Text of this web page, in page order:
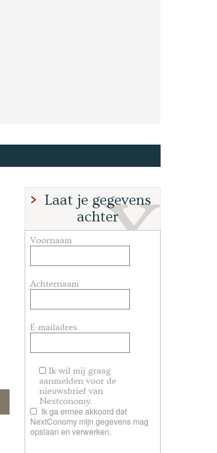
Laat je gegevens
achter
Voornaam
Achternaam
E-mailadres
Ik wil mij graag
aanmelden voor de
nieuwsbrief van
Nextconomy.
Ik ga ermee akkoord dat
NextConomy mijn gegevens mag
opslaan en verwerken.